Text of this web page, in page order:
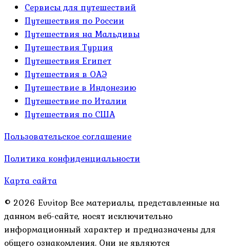
Сервисы для путешествий
Путешествия по России
Путешествия на Мальдивы
Путешествия Турция
Путешествия Египет
Путешествия в ОАЭ
Путешествие в Индонезию
Путешествие по Италии
Путешествия по США
Пользовательское соглашение
Политика конфиденциальности
Карта сайта
© 2026 Evvitop Все материалы, представленные на
данном веб-сайте, носят исключительно
информационный характер и предназначены для
общего ознакомления. Они не являются